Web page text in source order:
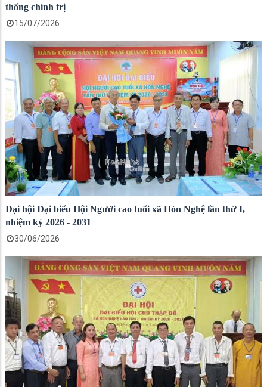
thống chính trị
15/07/2026
Đại hội Đại biểu Hội Người cao tuổi xã Hòn Nghệ lần thứ I,
nhiệm kỳ 2026 - 2031
30/06/2026